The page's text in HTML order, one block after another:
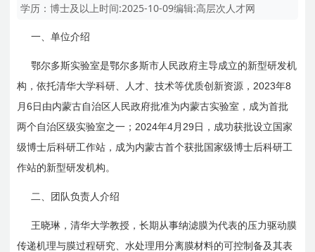
学历：博士及以上时间:2025-10-09编辑:高层次人才网
一、单位介绍
鄂尔多斯实验室是鄂尔多斯市人民政府主导成立的新型研发机
构，依托清华大学科研、人才、技术等优质创新资源， 2023年8
月6 日 由内蒙古自治区人民政府批准为内蒙古实验室，成为首批
两个自治区级实验室之一； 2024年4 月 29 日 ，成功获批设立国家
级博士后科研工作站，成为内蒙古首个获批国家级博士后科研工
作站的新型研发机构。
二、团队负责人介绍
王晓琳，清华大学教授，长期从事纳滤膜为代表的压力驱动膜
传递机理与膜过程研究、水处理用分离膜材料的可控制备及其表